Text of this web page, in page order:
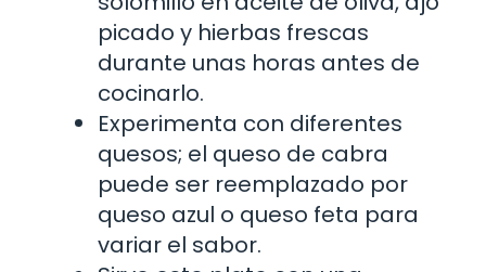
picado y hierbas frescas
durante unas horas antes de
cocinarlo.
Experimenta con diferentes
quesos; el queso de cabra
puede ser reemplazado por
queso azul o queso feta para
variar el sabor.